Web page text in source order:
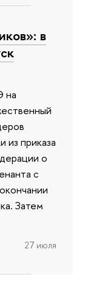
в
на
из приказа
о
с
Затем
27 июля